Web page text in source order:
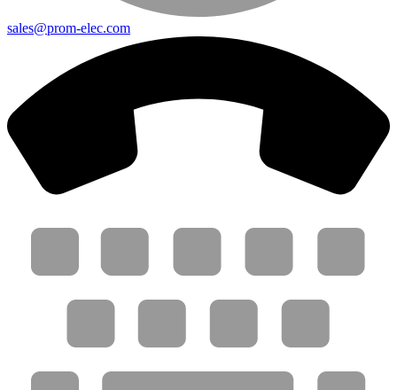
sales@prom-elec.com